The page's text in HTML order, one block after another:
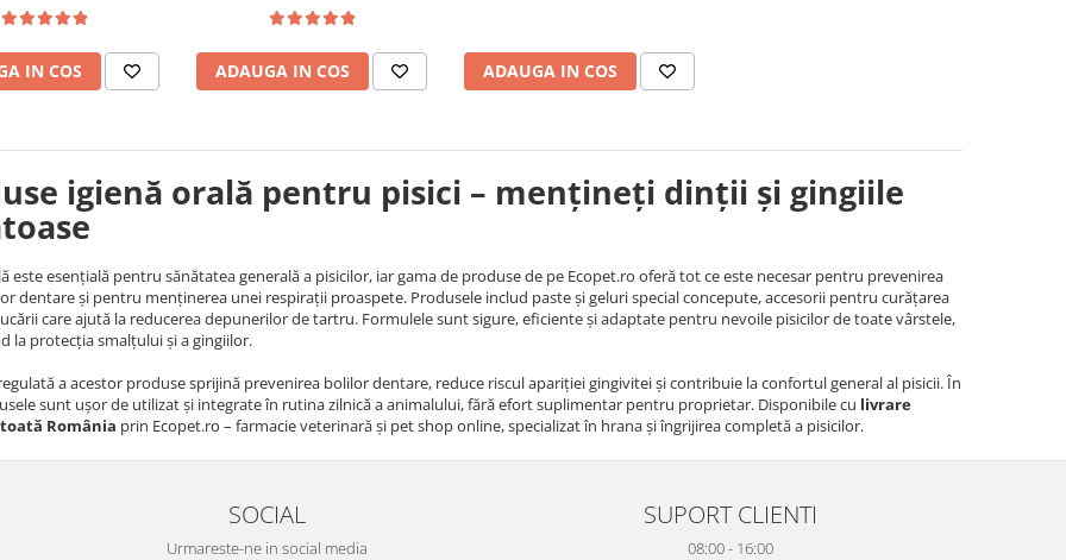
IN COS ADAUGA IN COS ADAUGA IN COS
igienă orală pentru pisici – mențineți dinții și gingiile
este esențială pentru sănătatea generală a pisicilor, iar gama de produse de pe Ecopet.ro oferă tot ce este necesar pentru prevenirea
dentare și pentru menținerea unei respirații proaspete. Produsele includ paste și geluri special concepute, accesorii pentru curățarea
care ajută la reducerea depunerilor de tartru. Formulele sunt sigure, eficiente și adaptate pentru nevoile pisicilor de toate vârstele,
la protecția smalțului și a gingiilor.
a acestor produse sprijină prevenirea bolilor dentare, reduce riscul apariției gingivitei și contribuie la confortul general al pisicii. În
sunt ușor de utilizat și integrate în rutina zilnică a animalului, fără efort suplimentar pentru proprietar. Disponibile cu livrare
România prin Ecopet.ro – farmacie veterinară și pet shop online, specializat în hrana și îngrijirea completă a pisicilor.
SOCIAL
Urmareste-ne in social media
SUPORT CLIENTI
08:00 - 16:00